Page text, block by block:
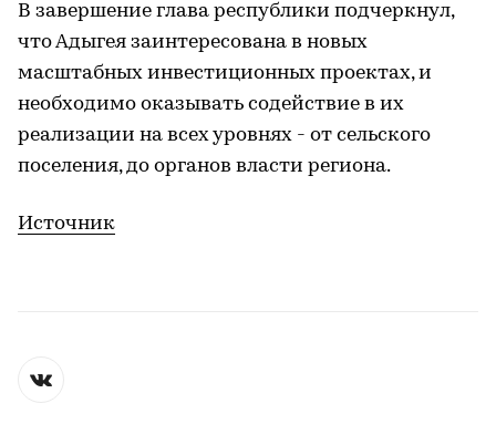
В завершение глава республики подчеркнул,
что Адыгея заинтересована в новых
масштабных инвестиционных проектах, и
необходимо оказывать содействие в их
реализации на всех уровнях - от сельского
поселения, до органов власти региона.
Источник